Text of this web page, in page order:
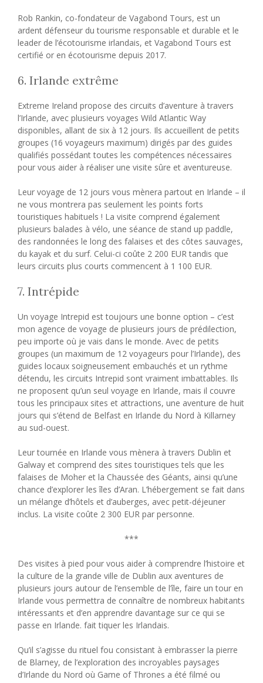
Rob Rankin, co-fondateur de Vagabond Tours, est un
ardent défenseur du tourisme responsable et durable et le
leader de l’écotourisme irlandais, et Vagabond Tours est
certifié or en écotourisme depuis 2017.
6. Irlande extrême
Extreme Ireland propose des circuits d’aventure à travers
l’Irlande, avec plusieurs voyages Wild Atlantic Way
disponibles, allant de six à 12 jours. Ils accueillent de petits
groupes (16 voyageurs maximum) dirigés par des guides
qualifiés possédant toutes les compétences nécessaires
pour vous aider à réaliser une visite sûre et aventureuse.
Leur voyage de 12 jours vous mènera partout en Irlande – il
ne vous montrera pas seulement les points forts
touristiques habituels ! La visite comprend également
plusieurs balades à vélo, une séance de stand up paddle,
des randonnées le long des falaises et des côtes sauvages,
du kayak et du surf. Celui-ci coûte 2 200 EUR tandis que
leurs circuits plus courts commencent à 1 100 EUR.
7. Intrépide
Un voyage Intrepid est toujours une bonne option – c’est
mon agence de voyage de plusieurs jours de prédilection,
peu importe où je vais dans le monde. Avec de petits
groupes (un maximum de 12 voyageurs pour l’Irlande), des
guides locaux soigneusement embauchés et un rythme
détendu, les circuits Intrepid sont vraiment imbattables. Ils
ne proposent qu’un seul voyage en Irlande, mais il couvre
tous les principaux sites et attractions, une aventure de huit
jours qui s’étend de Belfast en Irlande du Nord à Killarney
au sud-ouest.
Leur tournée en Irlande vous mènera à travers Dublin et
Galway et comprend des sites touristiques tels que les
falaises de Moher et la Chaussée des Géants, ainsi qu’une
chance d’explorer les îles d’Aran. L’hébergement se fait dans
un mélange d’hôtels et d’auberges, avec petit-déjeuner
inclus. La visite coûte 2 300 EUR par personne.
***
Des visites à pied pour vous aider à comprendre l’histoire et
la culture de la grande ville de Dublin aux aventures de
plusieurs jours autour de l’ensemble de l’île, faire un tour en
Irlande vous permettra de connaître de nombreux habitants
intéressants et d’en apprendre davantage sur ce qui se
passe en Irlande. fait tiquer les Irlandais.
Qu’il s’agisse du rituel fou consistant à embrasser la pierre
de Blarney, de l’exploration des incroyables paysages
d’Irlande du Nord où Game of Thrones a été filmé ou